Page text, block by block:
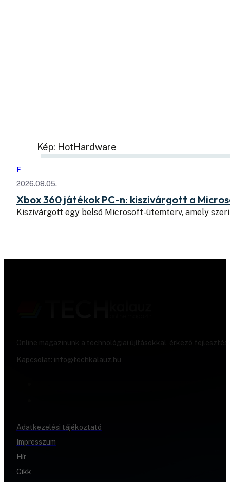
Kép: HotHardware
F
2026.08.05.
Xbox 360 játékok PC-n: kiszivárgott a
Kiszivárgott egy belső Microsoft-ütemterv, amely
Online magazinunk a technológiai újításokkal, érkező
Kapcsolat: info@techkalauz.hu
Adatkezelési tájékoztató
Impresszum
Hír
Cikk